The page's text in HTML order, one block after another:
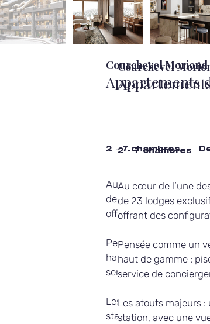
Courchevel Moriond
Appartements
2 - 7 chambres
Au cœur de l’une des
de 23 lodges exclusifs
offrant des
Pensée comme un
haut de gamme :
service de
Les atouts majeurs :
station, avec une vue
Courchevel
2 - 7 chambres
Au cœur de l’une
de 23 lodges
offrant des
Pensée comme un
haut de gamme :
service de
Les atouts majeurs
station, avec une